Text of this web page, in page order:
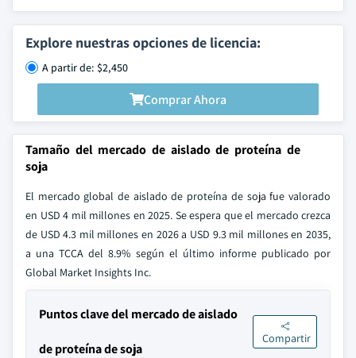
Explore nuestras opciones de licencia:
A partir de: $2,450
Comprar Ahora
Tamaño del mercado de aislado de proteína de
soja
El mercado global de aislado de proteína de soja fue valorado
en USD 4 mil millones en 2025. Se espera que el mercado crezca
de USD 4.3 mil millones en 2026 a USD 9.3 mil millones en 2035,
a una TCCA del 8.9% según el último informe publicado por
Global Market Insights Inc.
Puntos clave del mercado de aislado
de proteína de soja
Compartir